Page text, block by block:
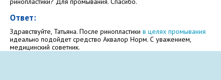
Ответ:
Здравствуйте, Татьяна. После ринопластики в целях промывания
идеально подойдет средство Аквалор Норм. С уважением,
медицинский советник.